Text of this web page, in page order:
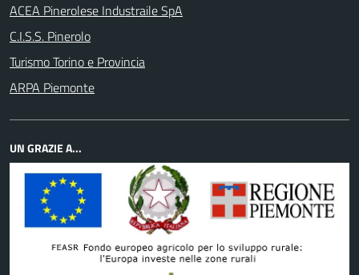
ACEA Pinerolese Industraile SpA
C.I.S.S. Pinerolo
Turismo Torino e Provincia
ARPA Piemonte
UN GRAZIE A...